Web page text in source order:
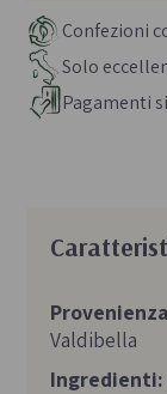
Confezioni
Solo
Pagamenti
Valdibella
Ingredienti: